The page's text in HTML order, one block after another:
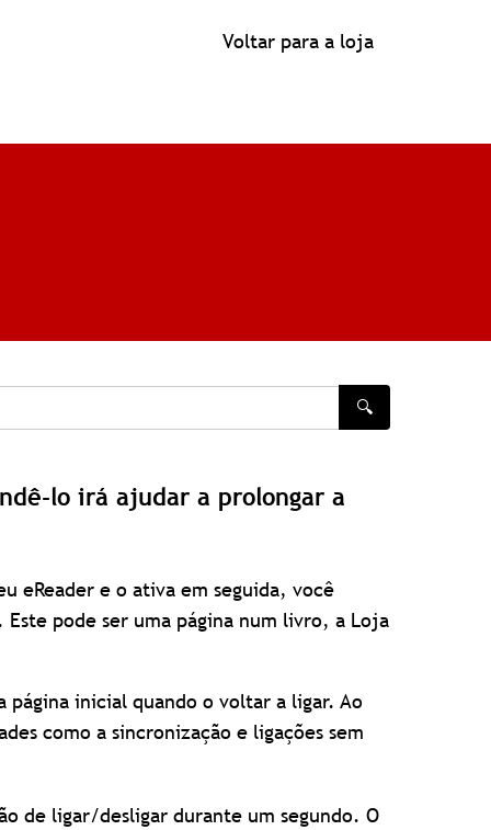
Voltar para a loja
🔍
lo irá ajudar a prolongar a
eReader e o ativa em seguida, você
pode ser uma página num livro, a Loja
página inicial quando o voltar a ligar. Ao
como a sincronização e ligações sem
de ligar/desligar durante um segundo. O